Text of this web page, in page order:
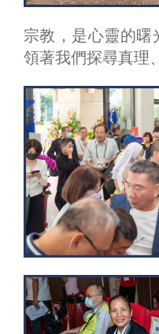
宗教，是心靈的曙
領著我們探尋真理